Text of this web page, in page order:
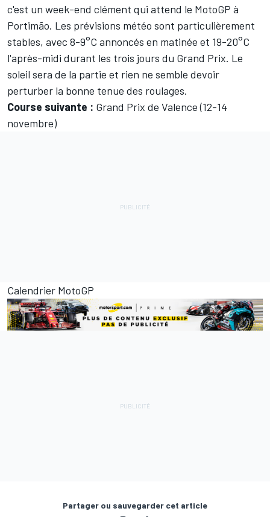
c'est un week-end clément qui attend le MotoGP à
Portimão. Les prévisions météo sont particulièrement
stables, avec 8-9°C annoncés en matinée et 19-20°C
l'après-midi durant les trois jours du Grand Prix. Le
soleil sera de la partie et rien ne semble devoir
perturber la bonne tenue des roulages.
Course suivante : Grand Prix de Valence (12-14
novembre)
Calendrier MotoGP
Partager ou sauvegarder cet article